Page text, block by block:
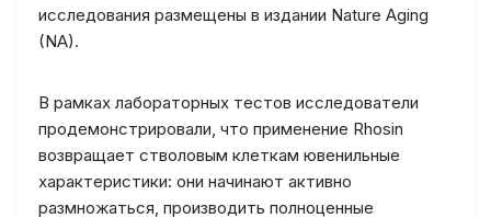
исследования размещены в издании Nature Aging
(NA).
В рамках лабораторных тестов исследователи
продемонстрировали, что применение Rhosin
возвращает стволовым клеткам ювенильные
характеристики: они начинают активно
размножаться, производить полноценные